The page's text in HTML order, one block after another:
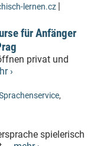
lernen.cz |
für Anfänger
privat und
›
,
spielerisch